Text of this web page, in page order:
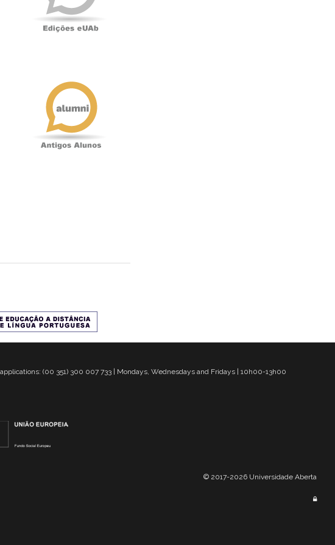
(00 351) 300 007 733 | Mondays, Wednesdays and Fridays | 10h00-13h00
© 2017-2026 Universidade Aberta